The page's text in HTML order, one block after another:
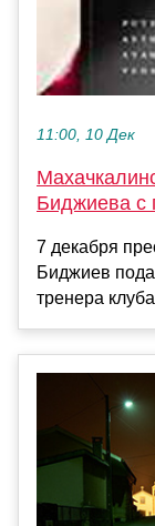
11:00, 10 Дек
Биджиева с
7 декабря
Биджиев
тренера